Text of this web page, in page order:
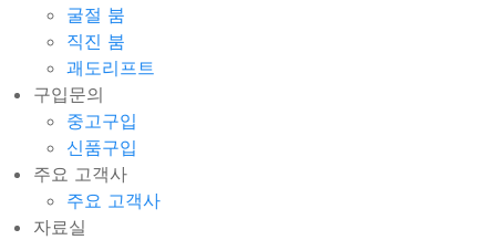
굴절 붐
직진 붐
괘도리프트
구입문의
중고구입
신품구입
주요 고객사
주요 고객사
자료실